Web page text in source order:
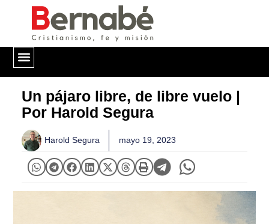
Un pájaro libre, de libre vuelo |
Por Harold Segura
Harold Segura mayo 19, 2023